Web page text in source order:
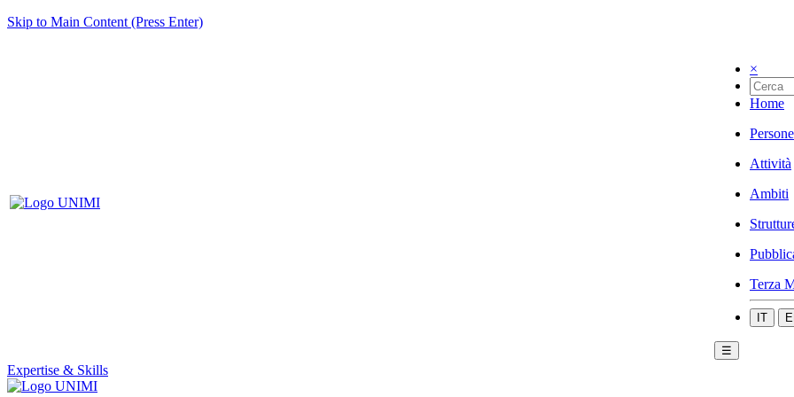
Skip to Main Content (Press Enter)
×
Home
Persone
Attività
Ambiti
Terza
IT
☰
Expertise & Skills